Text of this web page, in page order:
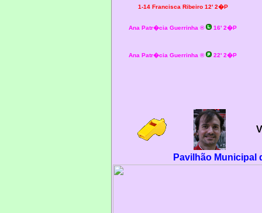
1-14 Francisca Ribeiro 12' 2�P
Ana Patr�cia Guerrinha ® 16' 2�P
Ana Patr�cia Guerrinha ® 22' 2�P
Pavilhão Municipal